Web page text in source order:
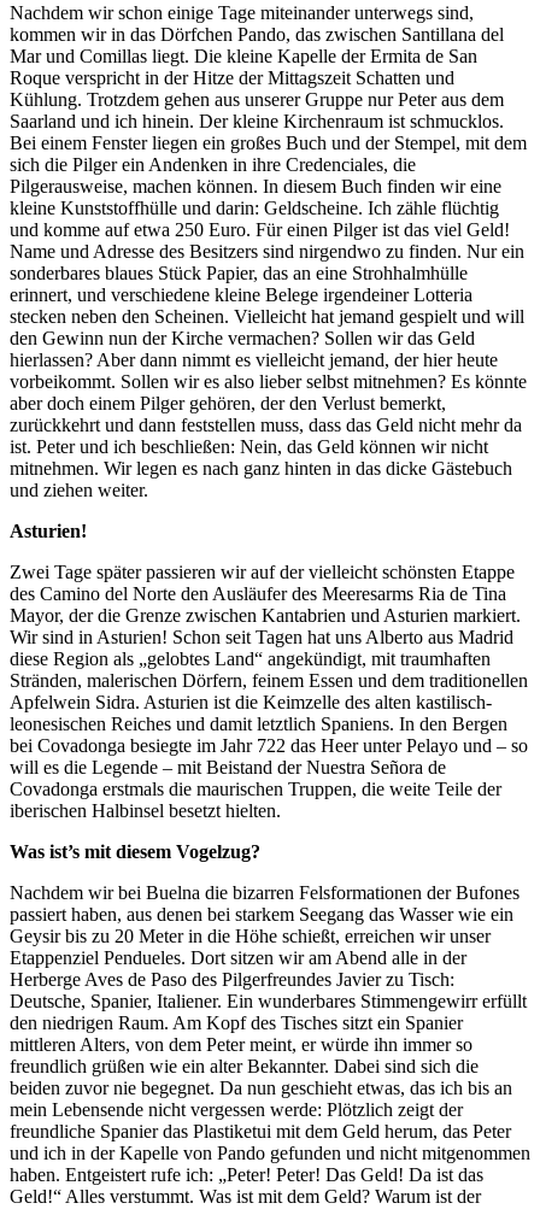
Nachdem wir schon einige Tage miteinander unterwegs sind,
kommen wir in das Dörfchen Pando, das zwischen Santillana del
Mar und Comillas liegt. Die kleine Kapelle der Ermita de San
Roque verspricht in der Hitze der Mittagszeit Schatten und
Kühlung. Trotzdem gehen aus unserer Gruppe nur Peter aus dem
Saarland und ich hinein. Der kleine Kirchenraum ist schmucklos.
Bei einem Fenster liegen ein großes Buch und der Stempel, mit dem
sich die Pilger ein Andenken in ihre Credenciales, die
Pilgerausweise, machen können. In diesem Buch finden wir eine
kleine Kunststoffhülle und darin: Geldscheine. Ich zähle flüchtig
und komme auf etwa 250 Euro. Für einen Pilger ist das viel Geld!
Name und Adresse des Besitzers sind nirgendwo zu finden. Nur ein
sonderbares blaues Stück Papier, das an eine Strohhalmhülle
erinnert, und verschiedene kleine Belege irgendeiner Lotteria
stecken neben den Scheinen. Vielleicht hat jemand gespielt und will
den Gewinn nun der Kirche vermachen? Sollen wir das Geld
hierlassen? Aber dann nimmt es vielleicht jemand, der hier heute
vorbeikommt. Sollen wir es also lieber selbst mitnehmen? Es könnte
aber doch einem Pilger gehören, der den Verlust bemerkt,
zurückkehrt und dann feststellen muss, dass das Geld nicht mehr da
ist. Peter und ich beschließen: Nein, das Geld können wir nicht
mitnehmen. Wir legen es nach ganz hinten in das dicke Gästebuch
und ziehen weiter.
Asturien!
Zwei Tage später passieren wir auf der vielleicht schönsten Etappe
des Camino del Norte den Ausläufer des Meeresarms Ria de Tina
Mayor, der die Grenze zwischen Kantabrien und Asturien markiert.
Wir sind in Asturien! Schon seit Tagen hat uns Alberto aus Madrid
diese Region als „gelobtes Land“ angekündigt, mit traumhaften
Stränden, malerischen Dörfern, feinem Essen und dem traditionellen
Apfelwein Sidra. Asturien ist die Keimzelle des alten kastilisch-
leonesischen Reiches und damit letztlich Spaniens. In den Bergen
bei Covadonga besiegte im Jahr 722 das Heer unter Pelayo und – so
will es die Legende – mit Beistand der Nuestra Señora de
Covadonga erstmals die maurischen Truppen, die weite Teile der
iberischen Halbinsel besetzt hielten.
Was ist’s mit diesem Vogelzug?
Nachdem wir bei Buelna die bizarren Felsformationen der Bufones
passiert haben, aus denen bei starkem Seegang das Wasser wie ein
Geysir bis zu 20 Meter in die Höhe schießt, erreichen wir unser
Etappenziel Pendueles. Dort sitzen wir am Abend alle in der
Herberge Aves de Paso des Pilgerfreundes Javier zu Tisch:
Deutsche, Spanier, Italiener. Ein wunderbares Stimmengewirr erfüllt
den niedrigen Raum. Am Kopf des Tisches sitzt ein Spanier
mittleren Alters, von dem Peter meint, er würde ihn immer so
freundlich grüßen wie ein alter Bekannter. Dabei sind sich die
beiden zuvor nie begegnet. Da nun geschieht etwas, das ich bis an
mein Lebensende nicht vergessen werde: Plötzlich zeigt der
freundliche Spanier das Plastiketui mit dem Geld herum, das Peter
und ich in der Kapelle von Pando gefunden und nicht mitgenommen
haben. Entgeistert rufe ich: „Peter! Peter! Das Geld! Da ist das
Geld!“ Alles verstummt. Was ist mit dem Geld? Warum ist der